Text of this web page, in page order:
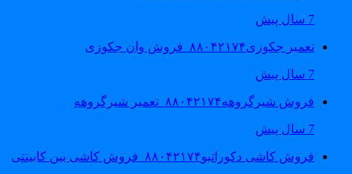
تعمیر جکوزی۸۸۰۴۲۱۷۴_فروش وان جکوزی
فروش شیرگروهه۸۸۰۴۲۱۷۴_تعمیر شیرگروهه
فروش کاشی دکوراتیو۸۸۰۴۲۱۷۴_فروش کاشی بین کابینتی